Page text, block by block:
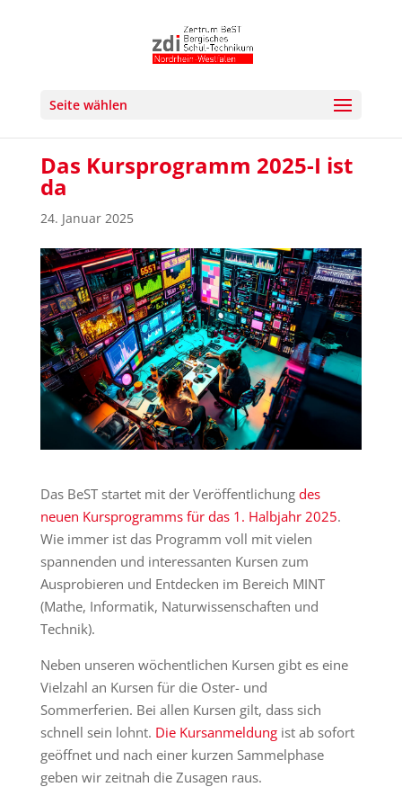
Seite wählen
Das Kursprogramm 2025-I ist
da
24. Januar 2025
Das BeST startet mit der Veröffentlichung des
neuen Kursprogramms für das 1. Halbjahr 2025.
Wie immer ist das Programm voll mit vielen
spannenden und interessanten Kursen zum
Ausprobieren und Entdecken im Bereich MINT
(Mathe, Informatik, Naturwissenschaften und
Technik).
Neben unseren wöchentlichen Kursen gibt es eine
Vielzahl an Kursen für die Oster- und
Sommerferien. Bei allen Kursen gilt, dass sich
schnell sein lohnt. Die Kursanmeldungist ab sofort
geöffnet und nach einer kurzen Sammelphase
geben wir zeitnah die Zusagen raus.